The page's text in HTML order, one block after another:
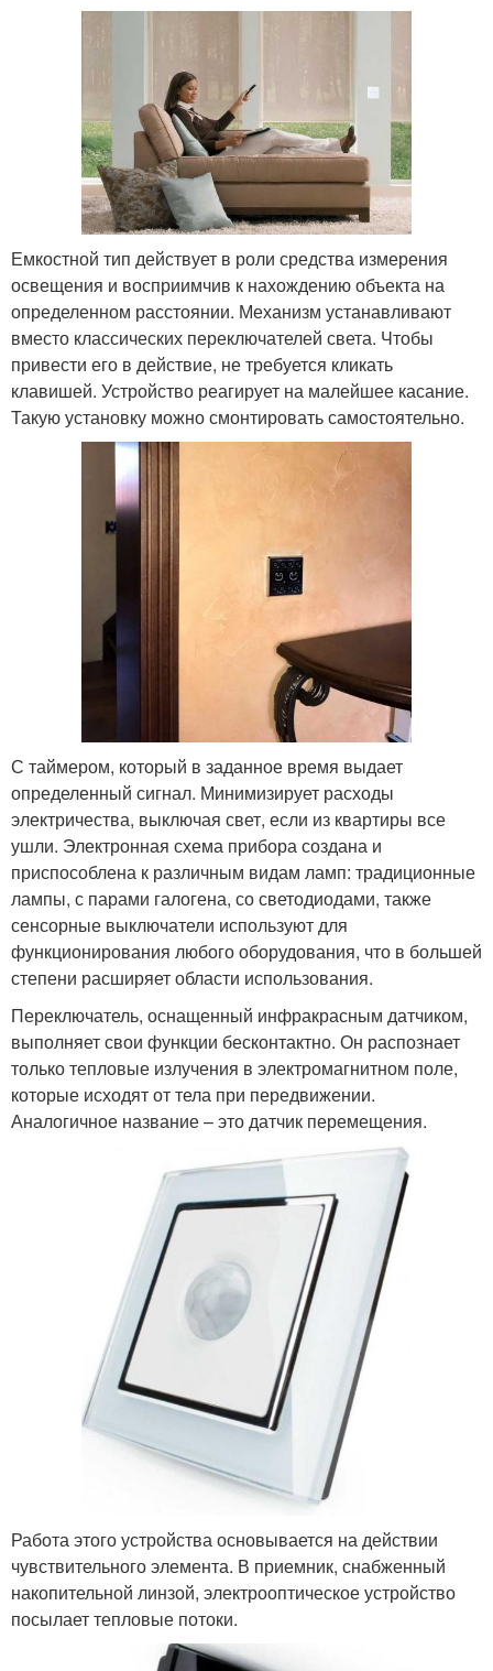
Емкостной тип действует в роли средства измерения
освещения и восприимчив к нахождению объекта на
определенном расстоянии. Механизм устанавливают
вместо классических переключателей света. Чтобы
привести его в действие, не требуется кликать
клавишей. Устройство реагирует на малейшее касание.
Такую установку можно смонтировать самостоятельно.
С таймером, который в заданное время выдает
определенный сигнал. Минимизирует расходы
электричества, выключая свет, если из квартиры все
ушли. Электронная схема прибора создана и
приспособлена к различным видам ламп: традиционные
лампы, с парами галогена, со светодиодами, также
сенсорные выключатели используют для
функционирования любого оборудования, что в большей
степени расширяет области использования.
Переключатель, оснащенный инфракрасным датчиком,
выполняет свои функции бесконтактно. Он распознает
только тепловые излучения в электромагнитном поле,
которые исходят от тела при передвижении.
Аналогичное название – это датчик перемещения.
Работа этого устройства основывается на действии
чувствительного элемента. В приемник, снабженный
накопительной линзой, электрооптическое устройство
посылает тепловые потоки.